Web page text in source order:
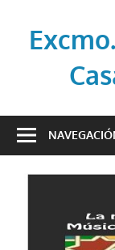
contenido
oficial
Ayuntamiento